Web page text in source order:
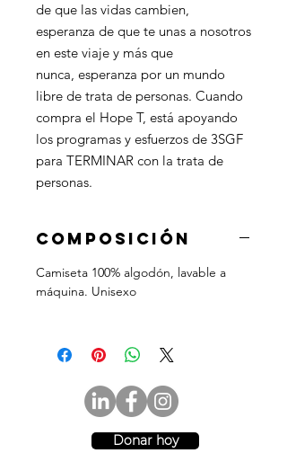
de que las vidas cambien,
esperanza de que te unas a nosotros
en este viaje y más que
nunca, esperanza por un mundo
libre de trata de personas. Cuando
compra el Hope T, está apoyando
los programas y esfuerzos de 3SGF
para TERMINAR con la trata de
personas.
Composición
Camiseta 100% algodón, lavable a
máquina. Unisexo
Donar hoy